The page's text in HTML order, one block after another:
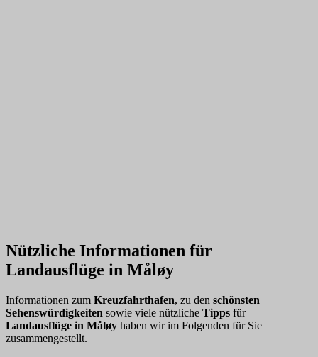
Nützliche Informationen für
Landausflüge in Måløy
Informationen zum Kreuzfahrthafen, zu den schönsten
Sehenswürdigkeiten sowie viele nützliche Tipps für
Landausflüge in Måløy haben wir im Folgenden für Sie
zusammengestellt.